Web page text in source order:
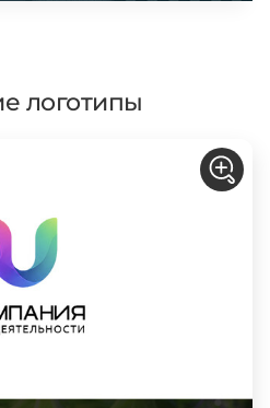
логотипы